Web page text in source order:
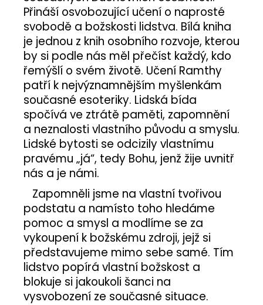
Přináší osvobozující učení o naprosté
svobodě a božskosti lidstva. Bílá kniha
je jednou z knih osobního rozvoje, kterou
by si podle nás měl přečíst každý, kdo
řemýšlí o svém životě. Učení Ramthy
patří k nejvýznamnějším myšlenkám
současné esoteriky. Lidská bída
spočívá ve ztrátě paměti, zapomnění
a neznalosti vlastního původu a smyslu.
Lidské bytosti se odcizily vlastnímu
pravému „já“, tedy Bohu, jenž žije uvnitř
nás a je námi.
Zapomněli jsme na vlastní tvořivou
podstatu a namísto toho hledáme
pomoc a smysl a modlíme se za
vykoupení k božskému zdroji, jejž si
představujeme mimo sebe samé. Tím
lidstvo popírá vlastní božskost a
blokuje si jakoukoli šanci na
vysvobození ze současné situace.
KAKAOVÉ
BOBY
AZTÉCKÉ
KOŘENÍ
99
Kč